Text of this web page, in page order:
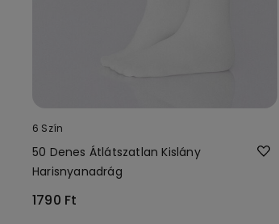
6 Szín
50 Denes Átlátszatlan Kislány
Harisnyanadrág
1790 Ft